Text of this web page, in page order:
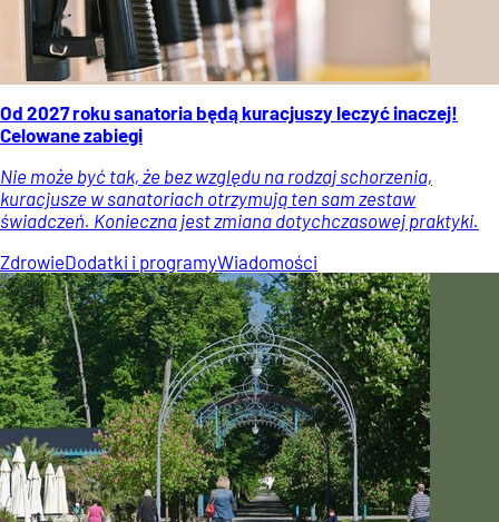
Od 2027 roku sanatoria będą kuracjuszy leczyć inaczej!
Celowane zabiegi
Nie może być tak, że bez względu na rodzaj schorzenia,
kuracjusze w sanatoriach otrzymują ten sam zestaw
świadczeń. Konieczna jest zmiana dotychczasowej praktyki.
ZdrowieDodatki i programyWiadomości